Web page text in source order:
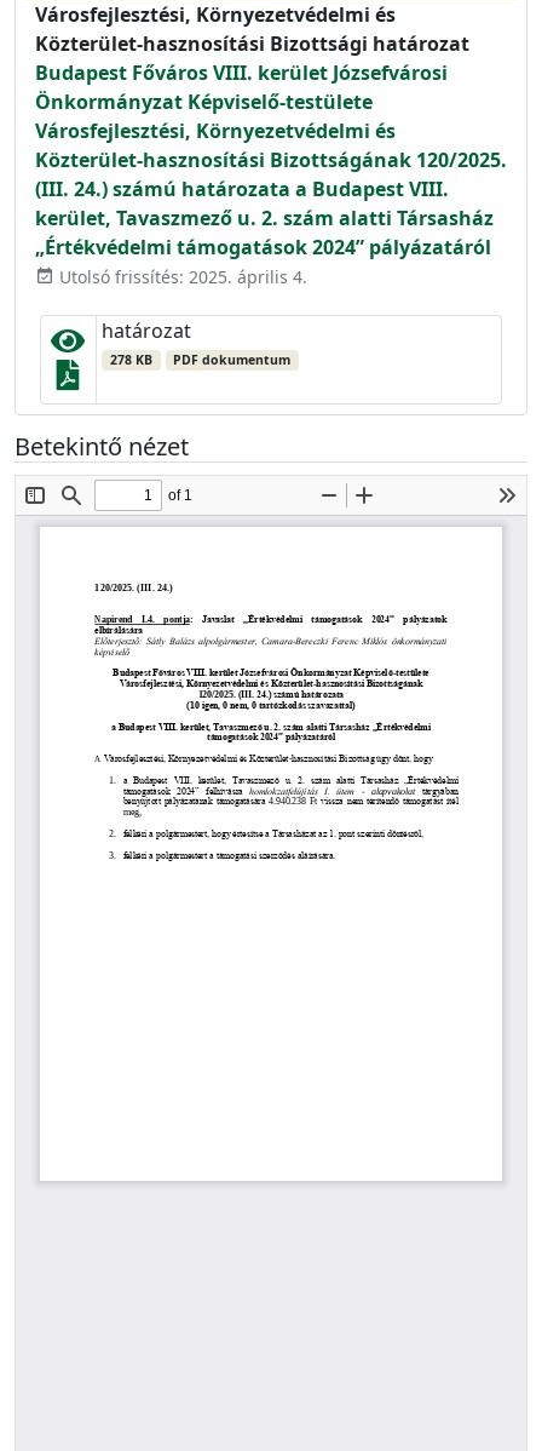
Városfejlesztési, Környezetvédelmi és
Közterület-hasznosítási Bizottsági határozat
Budapest Főváros VIII. kerület Józsefvárosi
Önkormányzat Képviselő-testülete
Városfejlesztési, Környezetvédelmi és
Közterület-hasznosítási Bizottságának 120/2025.
(III. 24.) számú határozata a Budapest VIII.
kerület, Tavaszmező u. 2. szám alatti Társasház
„Értékvédelmi támogatások 2024” pályázatáról
event_available Utolsó frissítés: 2025. április 4.
határozat
278 KB PDF dokumentum
Betekintő nézet